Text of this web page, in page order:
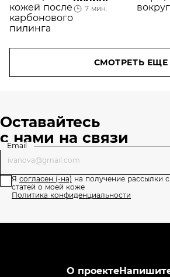
7 мин.
СМОТРЕТЬ ЕЩЕ
Оставайтесь
с нами на связи
Email
Я согласен (-на) на получение рассылки
статей о моей коже
Политика конфиденциальности
О проекте